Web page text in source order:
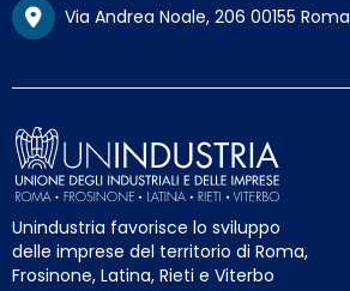
Via Andrea Noale, 206 00155 Roma
Unindustria favorisce lo sviluppo
delle imprese del territorio di Roma,
Frosinone, Latina, Rieti e Viterbo